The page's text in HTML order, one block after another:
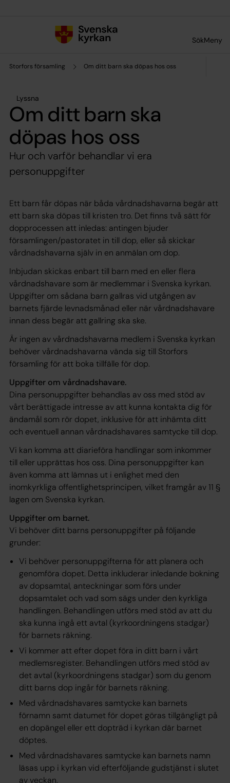
SökMeny
Storfors församling Om ditt barn ska döpas hos oss
Lyssna
Om ditt barn ska
döpas hos oss
Hur och varför behandlar vi era
personuppgifter
Ett barn får döpas när båda vårdnadshavarna begär att
ett barn ska döpas till kristen tro. Det finns två sätt för
dopprocessen att inledas: antingen bjuder
församlingen/pastoratet in till dop, eller så skickar
vårdnadshavarna själv in en anmälan om dop.
Inbjudan skickas enbart till barn med en eller flera
vårdnadshavare som är medlemmar i Svenska kyrkan.
Uppgifter om sådana barn gallras vid utgången av
barnets fjärde levnadsmånad eller när vårdnadshavare
innan dess begär att gallring ska ske.
Är ingen av vårdnadshavarna medlem i Svenska kyrkan
behöver vårdnadshavarna vända sig till Storfors
församling för att boka tillfälle för dop.
Uppgifter om vårdnadshavare.
Dina personuppgifter behandlas av oss med stöd av
vårt berättigade intresse av att kunna kontakta dig för
ändamål som rör dopet, inklusive för att inhämta ditt
och eventuell annan vårdnadshavares samtycke till dop.
Vi kan komma att diarieföra handlingar som inkommer
till eller upprättas hos oss. Dina personuppgifter kan
även komma att lämnas ut i enlighet med den
inomkyrkliga offentlighetsprincipen, vilket framgår av 11 §
lagen om Svenska kyrkan.
Uppgifter om barnet.
Vi behöver ditt barns personuppgifter på följande
grunder:
Vi behöver personuppgifterna för att planera och
genomföra dopet. Detta inkluderar inledande bokning
av dopsamtal, anteckningar som förs under
dopsamtalet och vad som sägs under den kyrkliga
handlingen. Behandlingen utförs med stöd av att du
ska kunna ingå ett avtal (kyrkoordningens stadgar)
för barnets räkning.
Vi kommer att efter dopet föra in ditt barn i vårt
medlemsregister. Behandlingen utförs med stöd av
det avtal (kyrkoordningens stadgar) som du genom
ditt barns dop ingår för barnets räkning.
Med vårdnadshavares samtycke kan barnets
förnamn samt datumet för dopet göras tillgängligt på
en dopängel eller ett dopträd i kyrkan där barnet
döptes.
Med vårdnadshavares samtycke kan barnets namn
läsas upp i kyrkan vid efterföljande gudstjänst i slutet
av veckan.